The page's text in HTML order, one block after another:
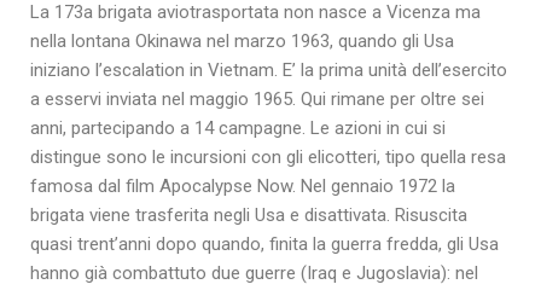
La 173a brigata aviotrasportata non nasce a Vicenza ma
nella lontana Okinawa nel marzo 1963, quando gli Usa
iniziano l’escalation in Vietnam. E’ la prima unità dell’esercito
a esservi inviata nel maggio 1965. Qui rimane per oltre sei
anni, partecipando a 14 campagne. Le azioni in cui si
distingue sono le incursioni con gli elicotteri, tipo quella resa
famosa dal film Apocalypse Now. Nel gennaio 1972 la
brigata viene trasferita negli Usa e disattivata. Risuscita
quasi trent’anni dopo quando, finita la guerra fredda, gli Usa
hanno già combattuto due guerre (Iraq e Jugoslavia): nel